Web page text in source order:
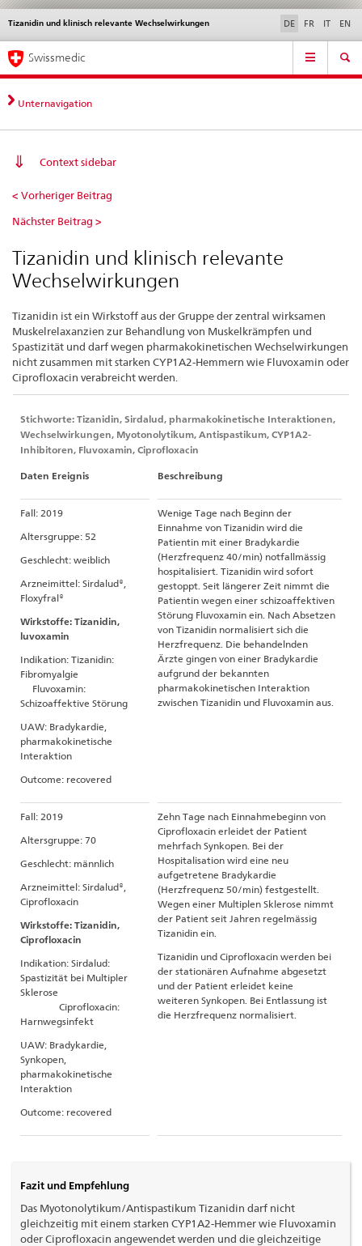
Direktnavigation
News,
Rechtsgrundlagen,
Kontakt
News & Updates Kontakt | Support & Hilfe
Tizanidin und klinisch relevante Wechselwirkungen
Sprachwahl DE FR IT EN
Service
Hauptnavigation
Swissmedic
Unternavigation
Context sidebar
Tizanidin
und
relevante
Wechselwirkungen
< Vorheriger Beitrag
Nächster Beitrag >
Tizanidin und klinisch relevante
Wechselwirkungen
Tizanidin ist ein Wirkstoff aus der Gruppe der zentral wirksamen
Muskelrelaxanzien zur Behandlung von Muskelkrämpfen und
Spastizität und darf wegen pharmakokinetischen Wechselwirkungen
nicht zusammen mit starken CYP1A2-Hemmern wie Fluvoxamin oder
Ciprofloxacin verabreicht werden.
Stichworte: Tizanidin, Sirdalud, pharmakokinetische Interaktionen,
Wechselwirkungen, Myotonolytikum, Antispastikum, CYP1A2-
Inhibitoren, Fluvoxamin, Ciprofloxacin
Daten Ereignis Beschreibung
Fall: 2019
Altersgruppe: 52
Geschlecht: weiblich
Arzneimittel: Sirdalud®,
Floxyfral®
Wirkstoffe: Tizanidin,
luvoxamin
Indikation: Tizanidin:
Fibromyalgie
Fluvoxamin:
Schizoaffektive Störung
UAW: Bradykardie,
pharmakokinetische
Interaktion
Outcome: recovered
Wenige Tage nach Beginn der
Einnahme von Tizanidin wird die
Patientin mit einer Bradykardie
(Herzfrequenz 40/min) notfallmässig
hospitalisiert. Tizanidin wird sofort
gestoppt. Seit längerer Zeit nimmt die
Patientin wegen einer schizoaffektiven
Störung Fluvoxamin ein. Nach Absetzen
von Tizanidin normalisiert sich die
Herzfrequenz. Die behandelnden
Ärzte gingen von einer Bradykardie
aufgrund der bekannten
pharmakokinetischen Interaktion
zwischen Tizanidin und Fluvoxamin aus.
Fall: 2019
Altersgruppe: 70
Geschlecht: männlich
Arzneimittel: Sirdalud®,
Ciprofloxacin
Wirkstoffe: Tizanidin,
Ciprofloxacin
Indikation: Sirdalud:
Spastizität bei Multipler
Sklerose
Ciprofloxacin:
Harnwegsinfekt
UAW: Bradykardie,
Synkopen,
pharmakokinetische
Interaktion
Outcome: recovered
Zehn Tage nach Einnahmebeginn von
Ciprofloxacin erleidet der Patient
mehrfach Synkopen. Bei der
Hospitalisation wird eine neu
aufgetretene Bradykardie
(Herzfrequenz 50/min) festgestellt.
Wegen einer Multiplen Sklerose nimmt
der Patient seit Jahren regelmässig
Tizanidin ein.
Tizanidin und Ciprofloxacin werden bei
der stationären Aufnahme abgesetzt
und der Patient erleidet keine
weiteren Synkopen. Bei Entlassung ist
die Herzfrequenz normalisiert.
Fazit und Empfehlung
Das Myotonolytikum/Antispastikum Tizanidin darf nicht
gleichzeitig mit einem starken CYP1A2-Hemmer wie Fluvoxamin
oder Ciprofloxacin angewendet werden und die gleichzeitige